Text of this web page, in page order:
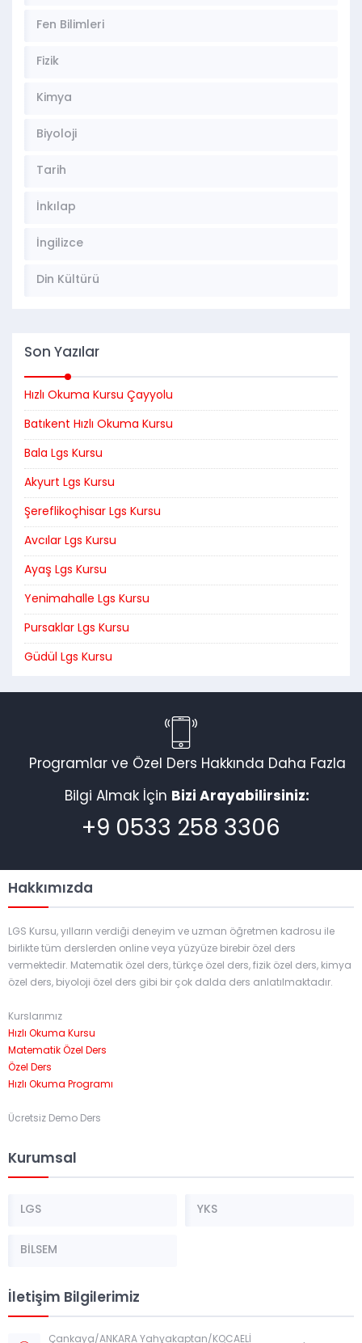
Fen Bilimleri
Fizik
Kimya
Biyoloji
Tarih
İnkılap
İngilizce
Din Kültürü
Son Yazılar
Hızlı Okuma Kursu Çayyolu
Batıkent Hızlı Okuma Kursu
Bala Lgs Kursu
Akyurt Lgs Kursu
Şereflikoçhisar Lgs Kursu
Avcılar Lgs Kursu
Ayaş Lgs Kursu
Yenimahalle Lgs Kursu
Pursaklar Lgs Kursu
Güdül Lgs Kursu
Programlar ve Özel Ders Hakkında Daha Fazla
Bilgi Almak İçin Bizi Arayabilirsiniz:
+9 0533 258 3306
Hakkımızda
LGS Kursu, yılların verdiği deneyim ve uzman öğretmen kadrosu ile
birlikte tüm derslerden online veya yüzyüze birebir özel ders
vermektedir. Matematik özel ders, türkçe özel ders, fizik özel ders, kimya
özel ders, biyoloji özel ders gibi bir çok dalda ders anlatılmaktadır.
Kurslarımız
Hızlı Okuma Kursu
Matematik Özel Ders
Özel Ders
Hızlı Okuma Programı
Ücretsiz Demo Ders
Kurumsal
LGS YKS
BİLSEM
İletişim Bilgilerimiz
Çankaya/ANKARA Yahyakaptan/KOCAELİ